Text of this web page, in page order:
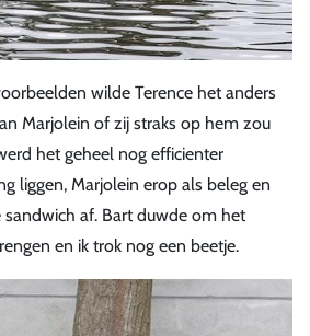
wilde Terence het anders
Marjolein of zij straks op hem zou
het geheel nog efficienter
liggen, Marjolein erop als beleg en
af. Bart duwde om het
en ik trok nog een beetje.